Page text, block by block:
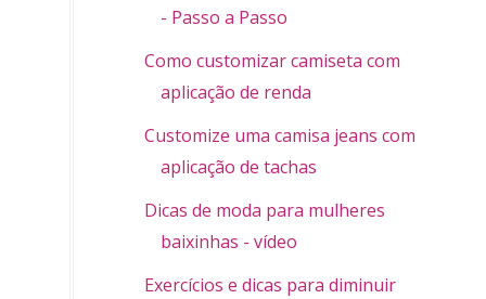
- Passo a Passo
Como customizar camiseta com
aplicação de renda
Customize uma camisa jeans com
aplicação de tachas
Dicas de moda para mulheres
baixinhas - vídeo
Exercícios e dicas para diminuir